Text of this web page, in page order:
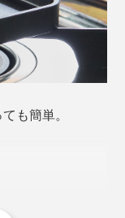
も簡単。